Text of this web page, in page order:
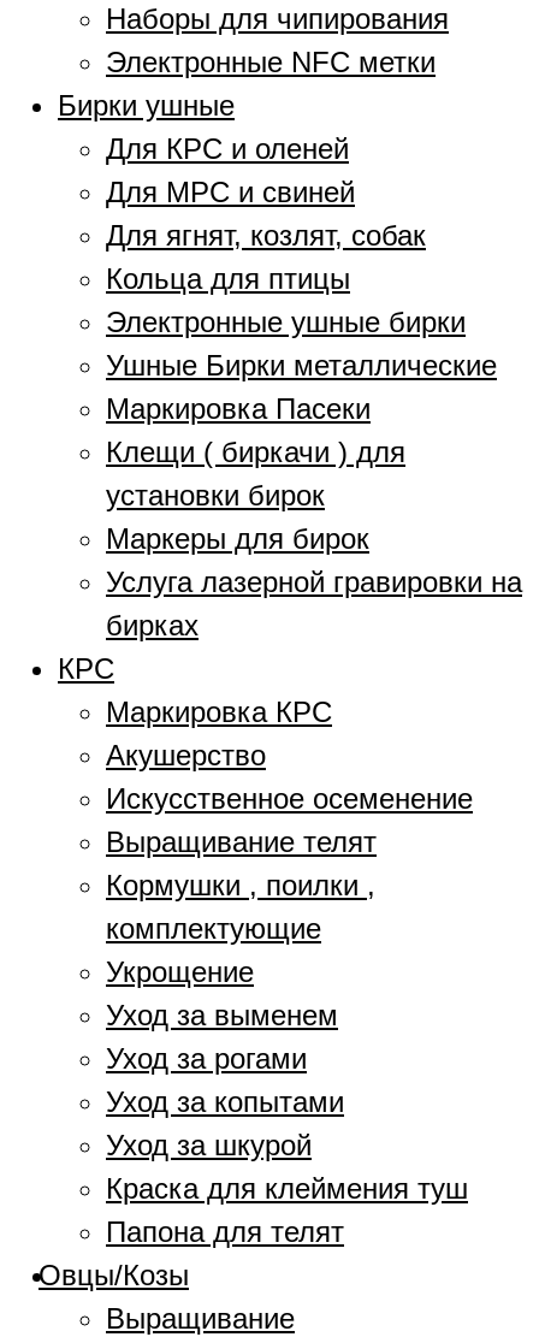
Наборы для чипирования
Электронные NFC метки
Бирки ушные
Для КРС и оленей
Для МРС и свиней
Для ягнят, козлят, собак
Кольца для птицы
Электронные ушные бирки
Ушные Бирки металлические
Маркировка Пасеки
Клещи ( биркачи ) для
установки бирок
Маркеры для бирок
Услуга лазерной гравировки на
бирках
КРС
Маркировка КРС
Акушерство
Искусственное осеменение
Выращивание телят
Кормушки , поилки ,
комплектующие
Укрощение
Уход за выменем
Уход за рогами
Уход за копытами
Уход за шкурой
Краска для клеймения туш
Папона для телят
Овцы/Козы
Выращивание